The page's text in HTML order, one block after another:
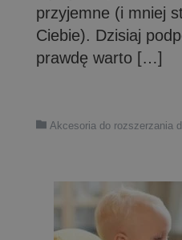
przyjemne (i mniej
Ciebie). Dzisiaj
prawdę warto […]
Akcesoria do rozszerzania